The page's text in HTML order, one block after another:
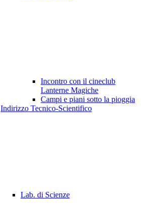
Incontro con il cineclub
Lanterne Magiche
Campi e piani sotto la pioggia
Indirizzo Tecnico-Scientifico
Lab. di Scienze